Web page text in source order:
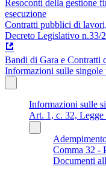
Resoconti della gestione
esecuzione
Contratti pubblici di
Decreto Legislativo n.33/
Bandi di Gara e Contratti
Informazioni sulle singole
Informazioni sulle
Art. 1, c. 32, Legge
Comma 32 -
Documenti